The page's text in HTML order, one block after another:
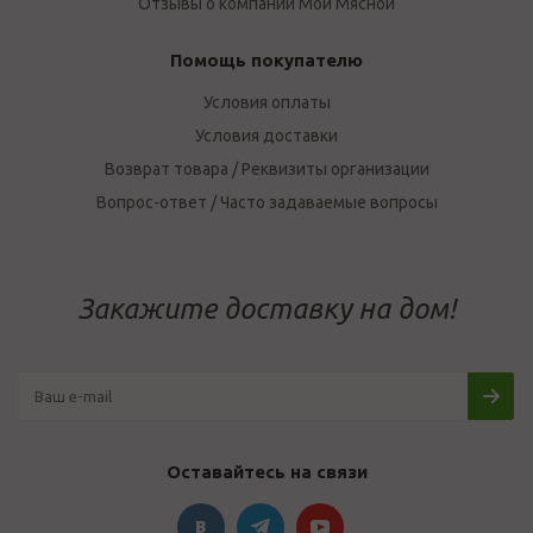
Помощь покупателю
Условия оплаты
Условия доставки
Возврат товара / Реквизиты организации
Вопрос-ответ / Часто задаваемые вопросы
Закажите доставку на дом!
Оставайтесь на связи